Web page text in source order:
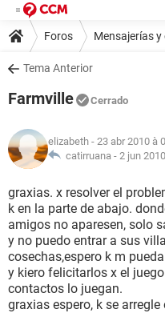
Foros Mensajerías y
Tema Anterior
Farmville Cerrado
elizabeth - 23 abr 2010 à
catirruana - 2 jun
graxias. x resolver el
k en la parte de abajo.
amigos no aparesen, solo
y no puedo entrar a sus
cosechas,espero k m
y kiero felicitarlos x el
contactos lo juegan.
graxias espero, k se